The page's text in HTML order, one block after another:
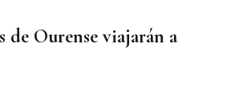
de Ourense viajarán a